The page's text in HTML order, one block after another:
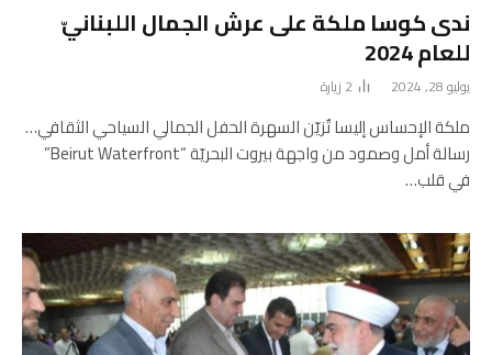
ندى كوسا ملكة على عرش الجمال اللبنانيّ
للعام 2024
يوليو 28, 2024 2 زيارة
ملكة الإحساس إليسا تٌزيّن السهرة الحفل الجمالي السياحي الثقافي…
رسالة أمل وصمود من واجهة بيروت البحريّة “Beirut Waterfront”
في قلب…